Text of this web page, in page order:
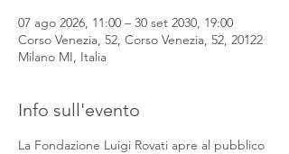
07 ago 2026, 11:00 – 30 set 2030, 19:00
Corso Venezia, 52, Corso Venezia, 52, 20122
Milano MI, Italia
Info sull'evento
La Fondazione Luigi Rovati apre al pubblico